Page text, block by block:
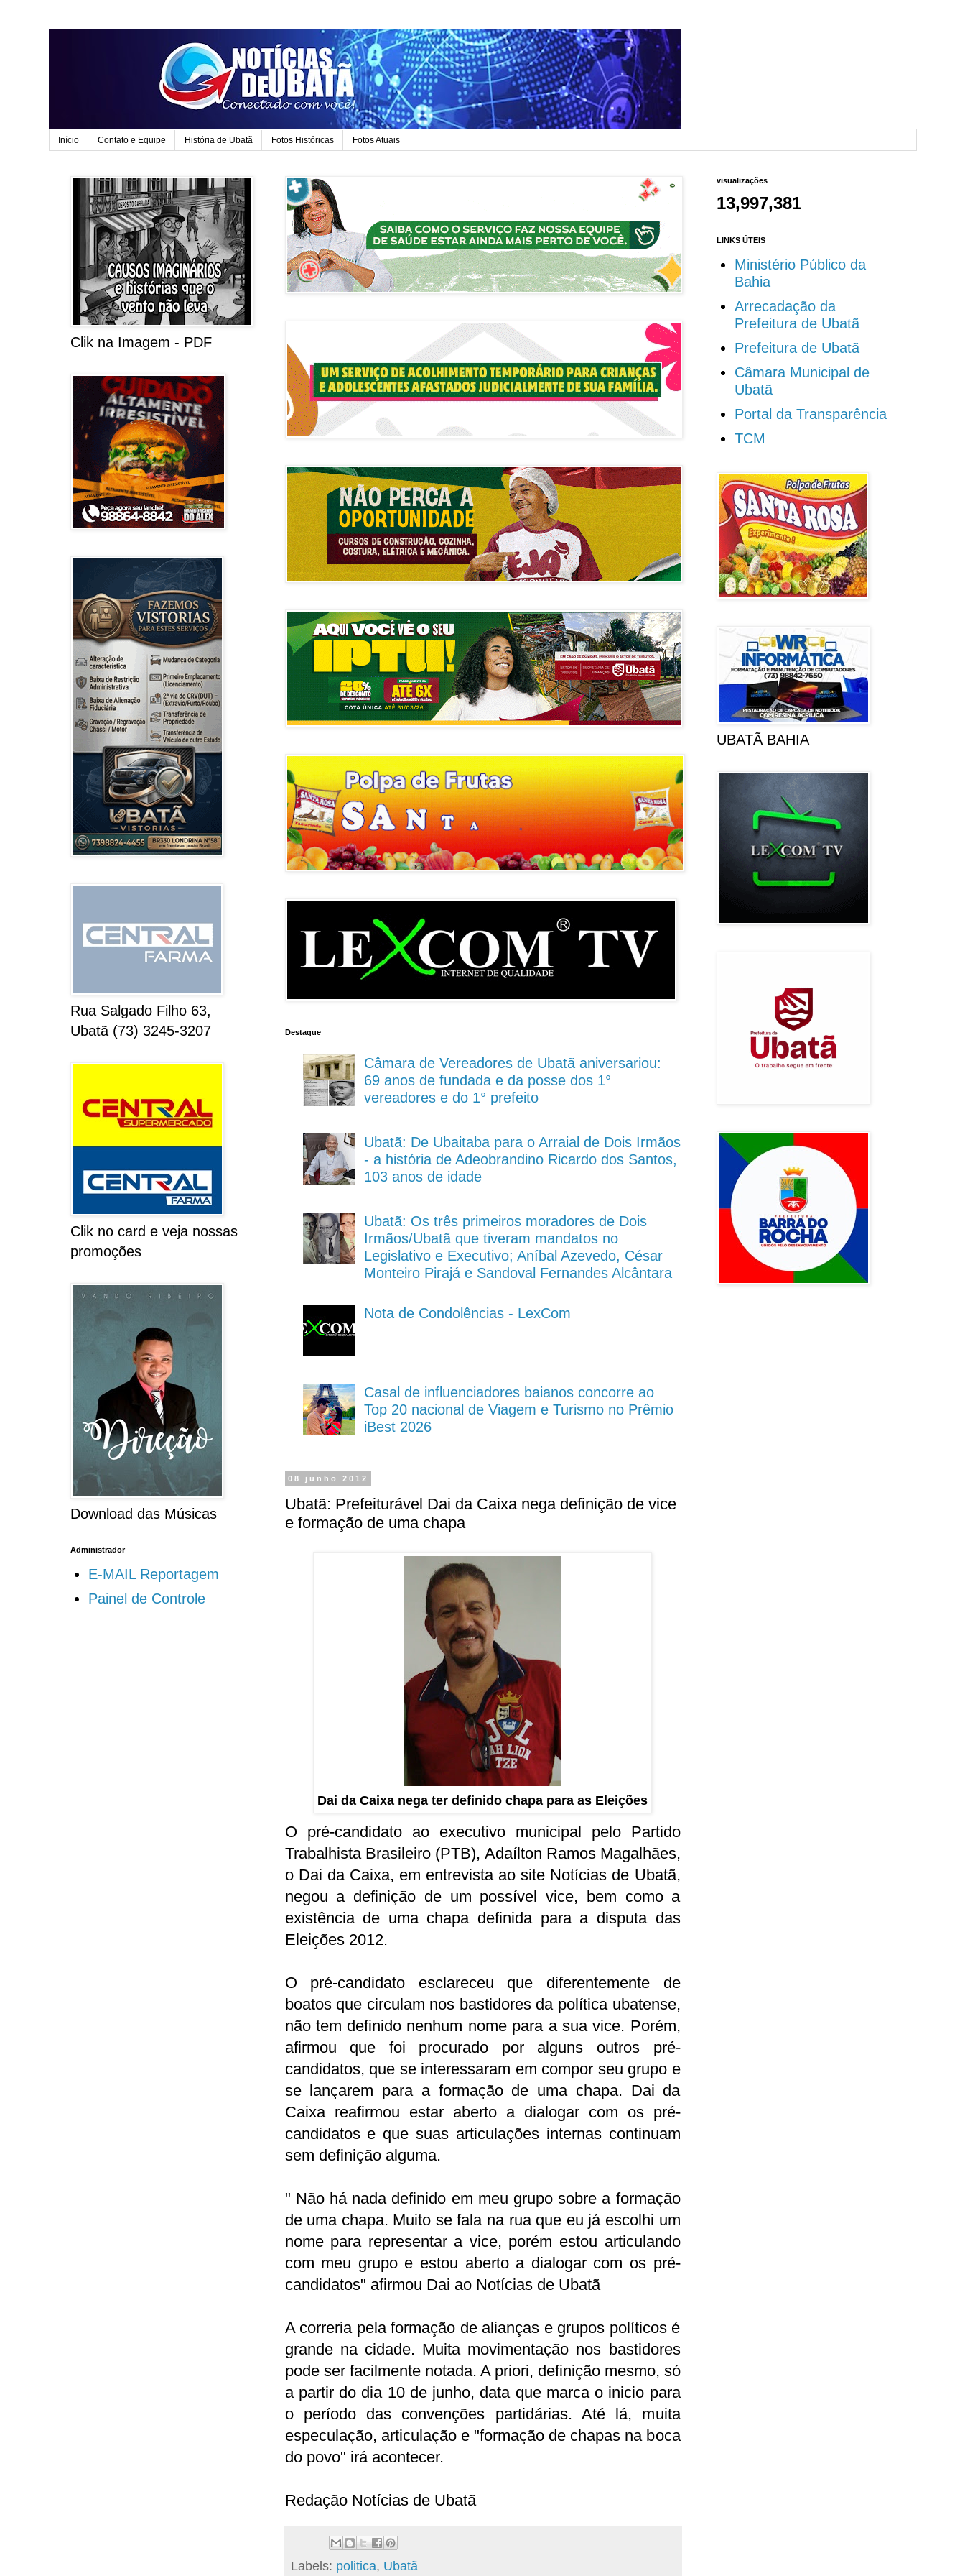
Início Contato e Equipe História de Ubatã Fotos Históricas Fotos Atuais
Destaque
Câmara de Vereadores de Ubatã aniversariou:
69 anos de fundada e da posse dos 1°
vereadores e do 1° prefeito
Ubatã: De Ubaitaba para o Arraial de Dois Irmãos
- a história de Adeobrandino Ricardo dos Santos,
103 anos de idade
Ubatã: Os três primeiros moradores de Dois
Irmãos/Ubatã que tiveram mandatos no
Legislativo e Executivo; Aníbal Azevedo, César
Monteiro Pirajá e Sandoval Fernandes Alcântara
Nota de Condolências - LexCom
Casal de influenciadores baianos concorre ao
Top 20 nacional de Viagem e Turismo no Prêmio
iBest 2026
08 junho 2012
Ubatã: Prefeiturável Dai da Caixa nega definição de vice
e formação de uma chapa
Dai da Caixa nega ter definido chapa para as Eleições
O pré-candidato ao executivo municipal pelo Partido
Trabalhista Brasileiro (PTB), Adaílton Ramos Magalhães,
o Dai da Caixa, em entrevista ao site Notícias de Ubatã,
negou a definição de um possível vice, bem como a
existência de uma chapa definida para a disputa das
Eleições 2012.
O pré-candidato esclareceu que diferentemente de
boatos que circulam nos bastidores da política ubatense,
não tem definido nenhum nome para a sua vice. Porém,
afirmou que foi procurado por alguns outros pré-
candidatos, que se interessaram em compor seu grupo e
se lançarem para a formação de uma chapa. Dai da
Caixa reafirmou estar aberto a dialogar com os pré-
candidatos e que suas articulações internas continuam
sem definição alguma.
" Não há nada definido em meu grupo sobre a formação
de uma chapa. Muito se fala na rua que eu já escolhi um
nome para representar a vice, porém estou articulando
com meu grupo e estou aberto a dialogar com os pré-
candidatos" afirmou Dai ao Notícias de Ubatã
A correria pela formação de alianças e grupos políticos é
grande na cidade. Muita movimentação nos bastidores
pode ser facilmente notada. A priori, definição mesmo, só
a partir do dia 10 de junho, data que marca o inicio para
o período das convenções partidárias. Até lá, muita
especulação, articulação e "formação de chapas na boca
do povo" irá acontecer.
Redação Notícias de Ubatã
Labels: politica, Ubatã
Clik na Imagem - PDF
Rua Salgado Filho 63,
Ubatã (73) 3245-3207
Clik no card e veja nossas
promoções
Download das Músicas
Administrador
E-MAIL Reportagem
Painel de Controle
visualizações
13,997,381
LINKS ÚTEIS
Ministério Público da
Bahia
Arrecadação da
Prefeitura de Ubatã
Prefeitura de Ubatã
Câmara Municipal de
Ubatã
Portal da Transparência
TCM
UBATÃ BAHIA